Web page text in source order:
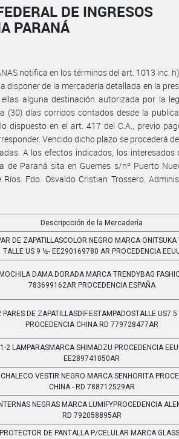
DE INGRESOS
PARANÁ
notifica en los términos del art. 1013 inc.
disponer de la mercadería detallada en la
alguna destinación autorizada por la
(30) días corridos contados desde la
dispuesto en el art. 417 del C.A., previo
Vencido dicho plazo se procederá
A los efectos indicados, los interesados
de Paraná sita en Guemes s/nº Puerto
Fdo. Osvaldo Cristian Trossero.
Descripcción de la Mercadería
DE ZAPATILLASCOLOR NEGRO MARCA ONITSUKA
TALLE US 9 ½- EE290169780 AR PROCEDENCIA
DAMA DORADA MARCA TRENDYBAG
783699162AR PROCEDENCIA ESPAÑA
PARES DE ZAPATILLASDIF.ESTAMPADOSTALLE US7.5
PROCEDENCIA CHINA RD 779728477AR
1-2 LAMPARASMARCA SHIMADZU PROCEDENCIA
EE289741050AR
VESTIR NEGRO MARCA SENHORITA
CHINA - RD 788712529AR
NEGRAS MARCA LUMIFYPROCEDENCIA
RD 792058895AR
DE PANTALLA P/CELULAR MARCA